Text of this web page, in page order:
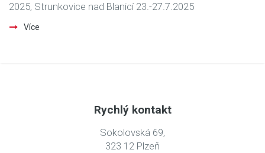
2025, Strunkovice nad Blanicí 23.-27.7.2025
Více
Rychlý kontakt
Sokolovská 69,
323 12 Plzeň